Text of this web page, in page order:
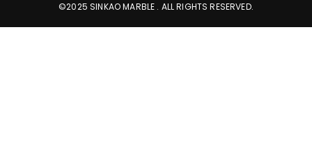
©2025 SINKAO MARBLE . ALL RIGHTS RESERVED.